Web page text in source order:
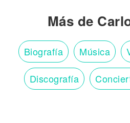
Más de
Biografía Música
Discografía